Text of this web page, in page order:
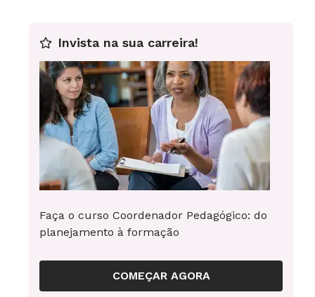
O Pará ficcional
A corrida pelo ouro, o trabalho escravo e a
prostituição são alguns dos temas da trajetória
recente do estado do Pará presentes no livro de
estreia da autora, que trabalhou como
formadora de professores na Região Norte.
Dessa experiência, surge a história de Irina,
exploração sexual.
Invista na sua carreira!
Faça o curso Coordenador Pedagógico: do
planejamento à formação
COMEÇAR AGORA